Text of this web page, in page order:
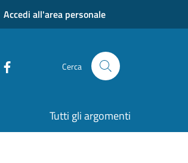
Accedi all'area personale
Cerca
Tutti gli argomenti